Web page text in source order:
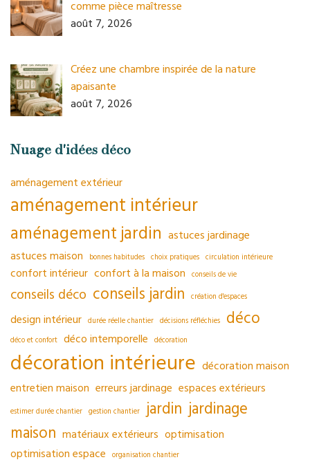
comme pièce maîtresse
août 7, 2026
Créez une chambre inspirée de la nature
apaisante
août 7, 2026
Nuage d'idées déco
aménagement extérieur
aménagement intérieur
aménagement jardin astuces jardinage
astuces maison
bonnes habitudes choix pratiques circulation intérieure
confort intérieur confort à la maison conseils de vie
conseils déco conseils jardin création d'espaces
design intérieur durée réelle chantier décisions réfléchies déco
déco et confort déco intemporelle décoration
décoration intérieure décoration maison
entretien maison erreurs jardinage espaces extérieurs
estimer durée chantier gestion chantier jardin jardinage
maison matériaux extérieurs optimisation
optimisation espace
organisation chantier